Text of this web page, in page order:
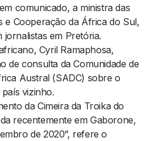
comunicado, a ministra das
e Cooperação da África do Sul,
em Pretória.
Cyril Ramaphosa,
de consulta da Comunidade de
Austral (SADC) sobre o
vizinho.
da Cimeira da Troika do
recentemente em Gaborone,
de 2020”, refere o